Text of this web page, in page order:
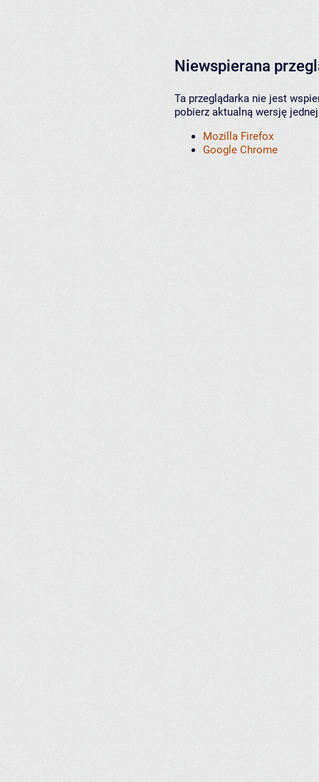
Niewspierana
Ta przeglądarka nie jest
pobierz aktualną wersję
Mozilla Firefox
Google Chrome